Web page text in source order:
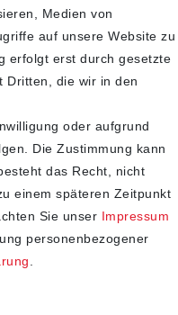
Medien von
auf unsere Website zu
erfolgt erst durch gesetzte
Dritten, die wir in den
oder aufgrund
Die Zustimmung kann
das Recht, nicht
einem späteren Zeitpunkt
Sie unser Impressum
personenbezogener